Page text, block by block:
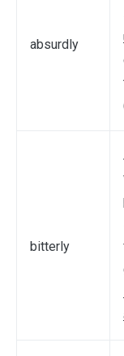
absurdly
bitterly